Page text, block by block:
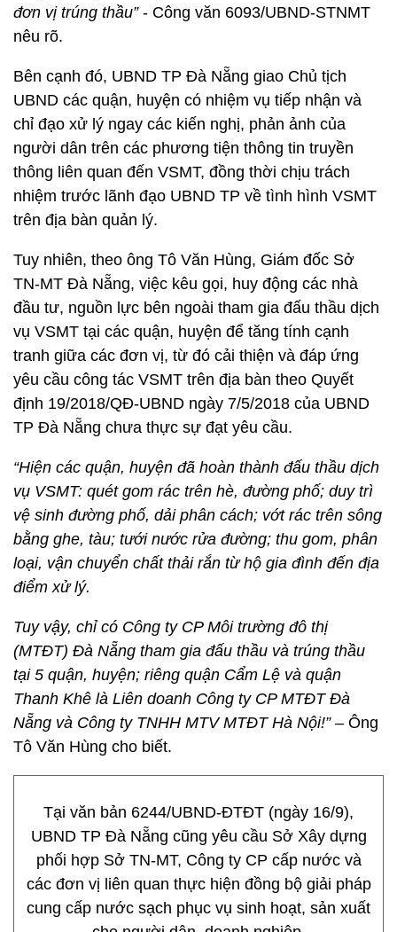
đơn vị trúng thầu”- Công văn 6093/UBND-STNMT
nêu rõ.
Bên cạnh đó, UBND TP Đà Nẵng giao Chủ tịch
UBND các quận, huyện có nhiệm vụ tiếp nhận và
chỉ đạo xử lý ngay các kiến nghị, phản ảnh của
người dân trên các phương tiện thông tin truyền
thông liên quan đến VSMT, đồng thời chịu trách
nhiệm trước lãnh đạo UBND TP về tình hình VSMT
trên địa bàn quản lý.
Tuy nhiên, theo ông Tô Văn Hùng, Giám đốc Sở
TN-MT Đà Nẵng, việc kêu gọi, huy động các nhà
đầu tư, nguồn lực bên ngoài tham gia đấu thầu dịch
vụ VSMT tại các quận, huyện để tăng tính cạnh
tranh giữa các đơn vị, từ đó cải thiện và đáp ứng
yêu cầu công tác VSMT trên địa bàn theo Quyết
định 19/2018/QĐ-UBND ngày 7/5/2018 của UBND
TP Đà Nẵng chưa thực sự đạt yêu cầu.
“Hiện các quận, huyện đã hoàn thành đấu thầu dịch
vụ VSMT: quét gom rác trên hè, đường phố; duy trì
vệ sinh đường phố, dải phân cách; vớt rác trên sông
bằng ghe, tàu; tưới nước rửa đường; thu gom, phân
loại, vận chuyển chất thải rắn từ hộ gia đình đến địa
điểm xử lý.
Tuy vậy, chỉ có Công ty CP Môi trường đô thị
(MTĐT) Đà Nẵng tham gia đấu thầu và trúng thầu
tại 5 quận, huyện; riêng quận Cẩm Lệ và quận
Thanh Khê là Liên doanh Công ty CP MTĐT Đà
Nẵng và Công ty TNHH MTV MTĐT Hà Nội!”– Ông
Tô Văn Hùng cho biết.
Tại văn bản 6244/UBND-ĐTĐT (ngày 16/9),
UBND TP Đà Nẵng cũng yêu cầu Sở Xây dựng
phối hợp Sở TN-MT, Công ty CP cấp nước và
các đơn vị liên quan thực hiện đồng bộ giải pháp
cung cấp nước sạch phục vụ sinh hoạt, sản xuất